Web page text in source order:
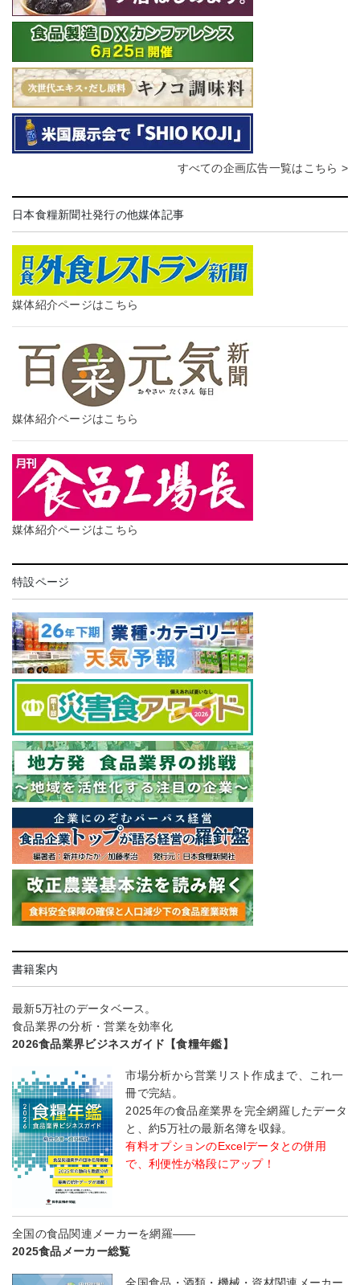
すべての企画広告一覧はこちら >
日本食糧新聞社発行の他媒体記事
媒体紹介ページはこちら
媒体紹介ページはこちら
媒体紹介ページはこちら
特設ページ
書籍案内
最新5万社のデータベース。
食品業界の分析・営業を効率化
2026食品業界ビジネスガイド【食糧年鑑】
市場分析から営業リスト作成まで、これ一
冊で完結。
2025年の食品産業界を完全網羅したデータ
と、約5万社の最新名簿を収録。
有料オプションのExcelデータとの併用
で、利便性が格段にアップ！
全国の食品関連メーカーを網羅――
2025食品メーカー総覧